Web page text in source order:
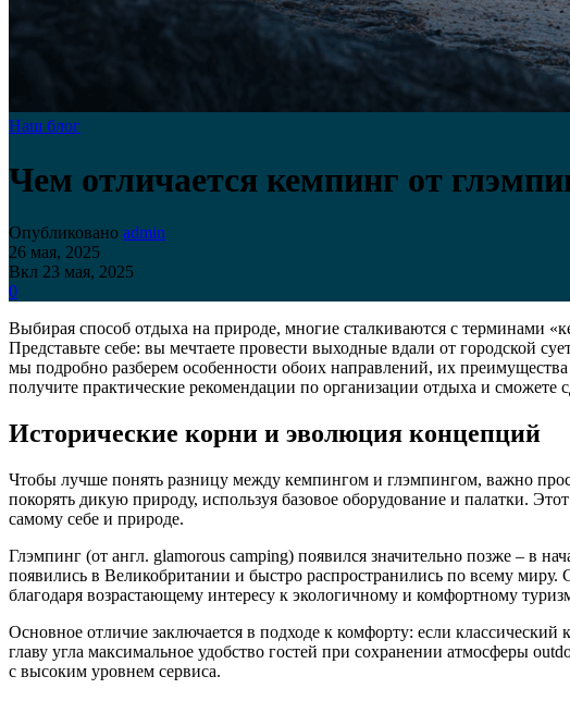
Наш блог
Чем отличается кемпинг от
Опубликовано admin
26 мая, 2025
Вкл 23 мая, 2025
0
Выбирая способ отдыха на природе, многие сталкиваются с терминами
Представьте себе: вы мечтаете провести выходные вдали от городской
мы подробно разберем особенности обоих направлений, их
получите практические рекомендации по организации отдыха и
Исторические корни и эволюция концепций
Чтобы лучше понять разницу между кемпингом и глэмпингом, важно
покорять дикую природу, используя базовое оборудование и палатки.
самому себе и природе.
Глэмпинг (от англ. glamorous camping) появился значительно позже – в
появились в Великобритании и быстро распространились по всему
благодаря возрастающему интересу к экологичному и комфортному
Основное отличие заключается в подходе к комфорту: если
главу угла максимальное удобство гостей при сохранении атмосферы
с высоким уровнем сервиса.